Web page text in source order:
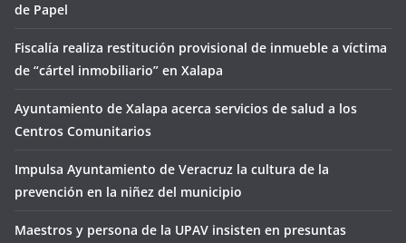
de Papel
Fiscalía realiza restitución provisional de inmueble a víctima
de “cártel inmobiliario” en Xalapa
Ayuntamiento de Xalapa acerca servicios de salud a los
Centros Comunitarios
Impulsa Ayuntamiento de Veracruz la cultura de la
prevención en la niñez del municipio
Maestros y persona de la UPAV insisten en presuntas